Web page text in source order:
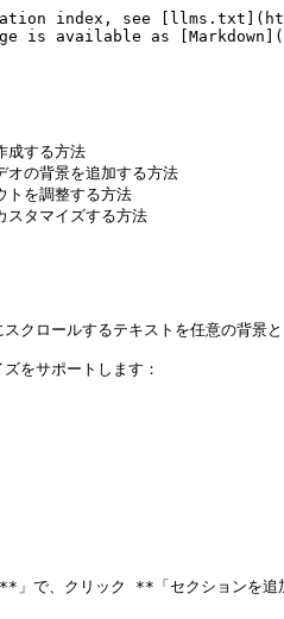
index, see
is available as
成する方法
の背景を追加する方法
トを調整する方法
タマイズする方法
クロールするテキストを任意の背景
をサポートします：
で、クリック **「セクションを追